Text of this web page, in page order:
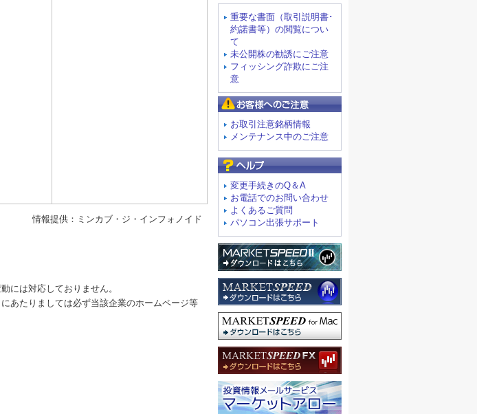
情報提供：ミンカブ・ジ・インフォノイド
には対応しておりません。
あたりましては必ず当該企業のホームページ等
重要な書面（取引説明書･
約諾書等）の閲覧につい
て
未公開株の勧誘にご注意
フィッシング詐欺にご注
意
お取引注意銘柄情報
メンテナンス中のご注意
変更手続きのQ＆A
お電話でのお問い合わせ
よくあるご質問
パソコン出張サポート